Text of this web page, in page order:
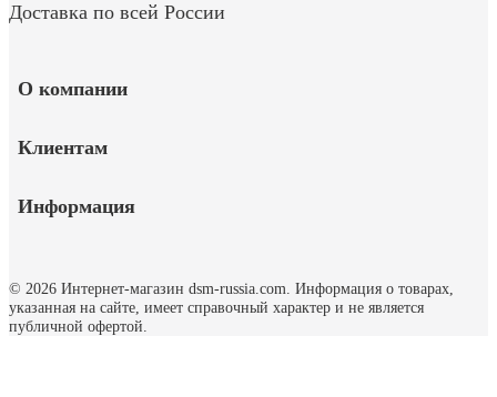
О компании
Клиентам
Информация
Доставка по всей России
© 2026 Интернет-магазин dsm-russia.com. Информация о товарах,
указанная на сайте, имеет справочный характер и не является
публичной офертой.